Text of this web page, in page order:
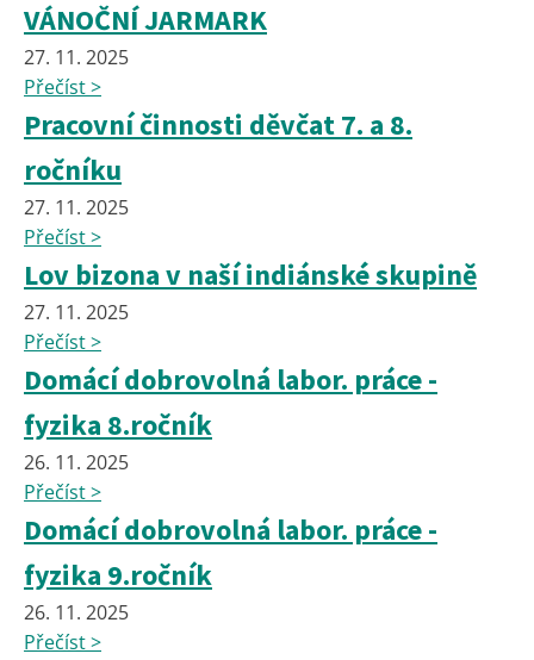
VÁNOČNÍ JARMARK
27. 11. 2025
Přečíst >
Pracovní činnosti děvčat 7. a 8.
ročníku
27. 11. 2025
Přečíst >
Lov bizona v naší indiánské skupině
27. 11. 2025
Přečíst >
Domácí dobrovolná labor. práce -
fyzika 8.ročník
26. 11. 2025
Přečíst >
Domácí dobrovolná labor. práce -
fyzika 9.ročník
26. 11. 2025
Přečíst >